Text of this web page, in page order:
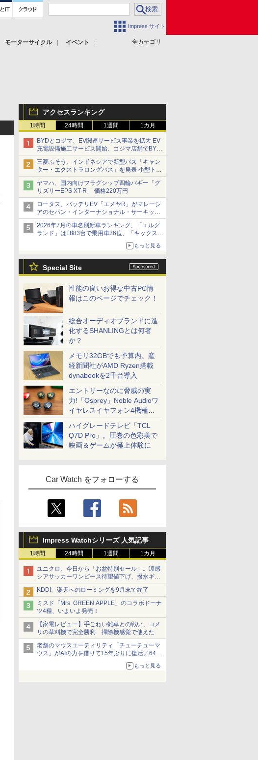
Impress サイト
全カテゴリ
モーターサイクル
イベント
アクセスランキング
1時間 24時間 1週間 1カ月
BYDとコジマ、EV関連サービス事業を拡大 EV
充電設備施工サービス開始、コジマ店舗でBYD
車の展示・試乗イベントを強化
三菱ふそう、インドネシアで新型バス「キャン
ター・エクストラロングバス」を発表 小型トラ
ックベースの観光・旅客輸送向けバス
ヤマハ、国内向けフラグシップ四輪バギー「グ
リズリーEPS XT-R」 価格220万円
ロータス、バッテリEV「エメヤR」がマレーシ
アのセパン・インターナショナル・サーキット
のBEV最速タイムを樹立
2026年7月の車名別新車ランキング、「エルグ
ランド」は1883台で乗用車36位、「キックス」
もっと見る
Special Site
性能の良いお得な中古PC情
報はこのページでチェック！
総合オーディオブランドに進
化するSHANLINGとは何者
か？
メモリ32GBでも予算内。産
経新聞社がAMD Ryzen搭載
dynabookを2千台導入
エントリーなのに脅威の実
力!「Osprey」Noble Audioワ
イヤレスイヤフォン4機種を
一気に聴く
ハイグレードテレビ「TCL
Q7D Pro」。圧巻の色彩美で
映画＆ゲームが極上体験に
Car Watch をフォローする
Impress Watchシリーズ 人気記事
1時間 24時間 1週間 1カ月
ユニクロ、今日から「お盆特別セール」。涼感
シアサッカーワンピース待望値下げ、撥水ギア
ショーツは1990円に
KDDI、楽天へのローミングを9月末で終了
ミスド「Mrs. GREEN APPLE」のコラボドーナ
ツ4種、いよいよ発売！
【家電レビュー】手ごわい雑草との戦い、コメ
リの草刈機で完全勝利 掃除機感覚で使えた
老舗のマウスユーティリティ「チューチューマ
ウス」がAIの力を借りて15年ぶりに復活／64bit
化、Windows 10/11、「Chrome」も走り回
る。復活記念で2026年末まで500円
もっと見る